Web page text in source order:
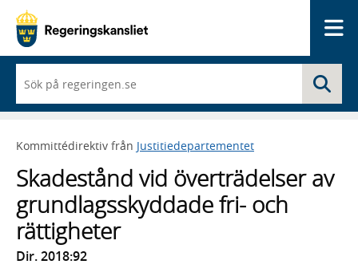
du
börjar
skriva
framträder
lista
med
sökförslag
Kommittédirektiv från Justitiedepartementet
Skadestånd vid överträdelser av
grundlagsskyddade fri- och
rättigheter
Dir. 2018:92